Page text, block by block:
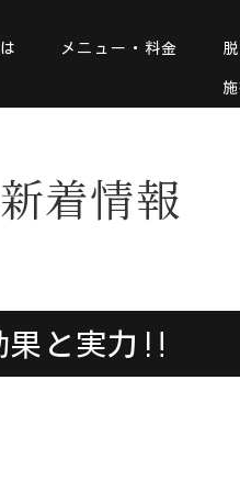
メニュー・料金
着情報
果と実力‼️